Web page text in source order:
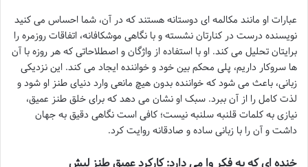
عبارات او مانند مکالمه ای دوستانه هستند که در آن، شما احساس می کنید
نویسنده درست در کنارتان نشسته و با نگاهی موشکافانه، اتفاقات روزمره را
برایتان تحلیل می کند. او با استفاده از واژگان و اصطلاحاتی که هر روزه با آن
ها سروکار داریم، پلی محکم بین خود و خواننده ایجاد می کند. این نزدیکی
زبانی، باعث می شود که خواننده بدون هیچ مانعی وارد دنیای طنز او شود و
لذت کامل را از آن ببرد. سبک او نشان می دهد که برای خلق طنز عمیق،
نیازی به کلمات قلنبه سلنبه نیست؛ کافی است نگاهی دقیق به جهان
داشت و آن را با زبانی ساده و صادقانه روایت کرد.
خنده ای که به فکر وا می دارد: کارکرد عمیق طنز لبش